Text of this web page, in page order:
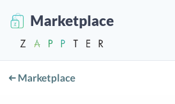
Marketplace
Marketplace